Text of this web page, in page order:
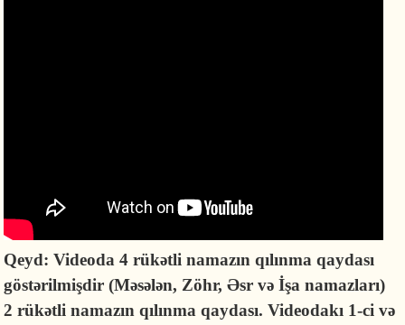
Qeyd: Videoda 4 rükətli namazın qılınma qaydası
göstərilmişdir (Məsələn, Zöhr, Əsr və İşa namazları)
2 rükətli namazın qılınma qaydası. Videodakı 1-ci və